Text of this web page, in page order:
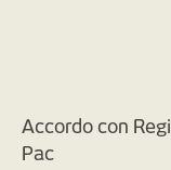
Accordo con
Pac